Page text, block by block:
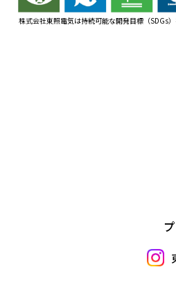
株式会社東照電気は持続可能な開発目標（SDGs）